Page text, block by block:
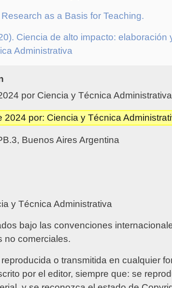
as a Basis for Teaching.
Ciencia de alto impacto: elaboración
Administrativa
por Ciencia y Técnica Administrativa
2024 por: Ciencia y Técnica
Buenos Aires Argentina
y Técnica Administrativa
bajo las convenciones
no comerciales.
o transmitida en cualquier
por el editor, siempre que: se